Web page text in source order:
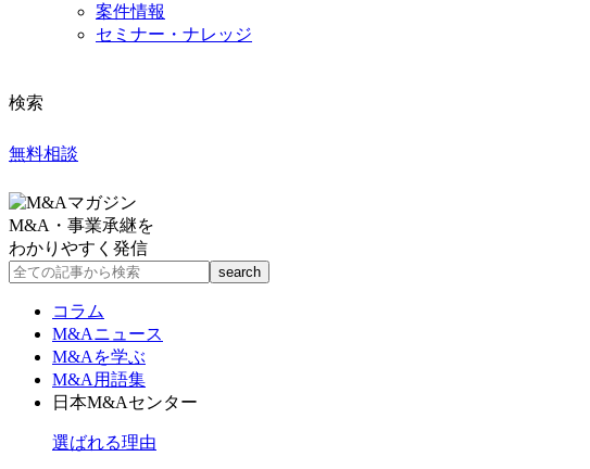
案件情報
セミナー・ナレッジ
検索
無料相談
M&A・事業承継を
わかりやすく発信
コラム
M&Aニュース
M&Aを学ぶ
M&A用語集
日本M&Aセンター
選ばれる理由